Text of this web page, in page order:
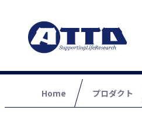
Home プロダクト